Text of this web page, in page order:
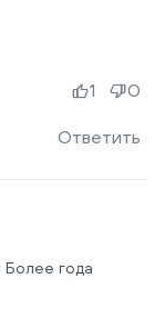
Ответить
1 0
Более года